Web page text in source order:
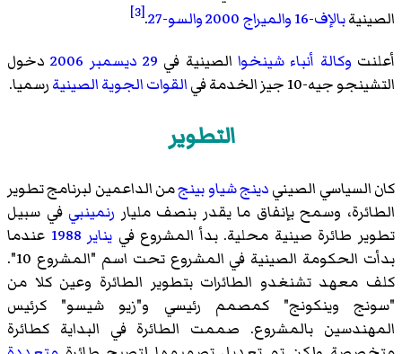
الصينيةبالإف-16 والميراج 2000 والسو-27 .
[3]
أعلنت وكالة أنباء شينخواالصينية في 29 ديسمبر 2006دخول
التشينجو جيه-10 جيز الخدمة في
القوات الجوية الصينيةرسميا.
التطوير
كان السياسي الصينيدينج شياو بينجمن الداعمين لبرنامج تطوير
الطائرة، وسمح بإنفاق ما يقدر بنصف مليار رنمينبي في سبيل
تطوير طائرة صينية محلية. بدأ المشروع في يناير 1988 عندما
بدأت الحكومة الصينية في المشروع تحت اسم "المشروع 10".
كلف معهد تشنغدو الطائرات بتطوير الطائرة وعين كلا من
"سونج وينكونج" كمصمم رئيسي و"زيو شيسو" كرئيس
المهندسين بالمشروع. صممت الطائرة في البداية كطائرة